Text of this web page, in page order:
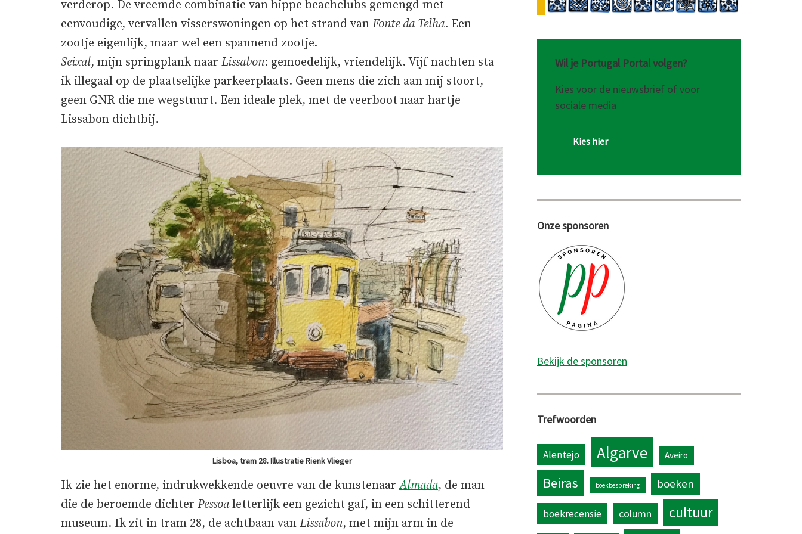
verderop. De vreemde combinatie van hippe beachclubs gemengd met
eenvoudige, vervallen visserswoningen op het strand van Fonte da Telha. Een
zootje eigenlijk, maar wel een spannend zootje.
Seixal, mijn springplank naar Lissabon: gemoedelijk, vriendelijk. Vijf nachten sta
ik illegaal op de plaatselijke parkeerplaats. Geen mens die zich aan mij stoort,
geen GNR die me wegstuurt. Een ideale plek, met de veerboot naar hartje
Lissabon dichtbij.
Lisboa, tram 28. Illustratie Rienk Vlieger
Ik zie het enorme, indrukwekkende oeuvre van de kunstenaarAlmada, de man
die de beroemde dichter Pessoaletterlijk een gezicht gaf, in een schitterend
museum. Ik zit in tram 28, de achtbaan van Lissabon, met mijn arm in de
Wil je Portugal Portal volgen?
Kies voor de nieuwsbrief of voor
sociale media
Kies hier
Onze sponsoren
Bekijk de sponsoren
Trefwoorden
Alentejo Algarve Aveiro
Beiras boekbespreking boeken
boekrecensie column cultuur